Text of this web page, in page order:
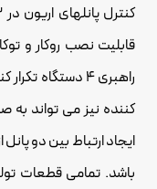
قابلیت نصب روکار و
راهبری 4 دستگاه
کننده نیز می تواند به